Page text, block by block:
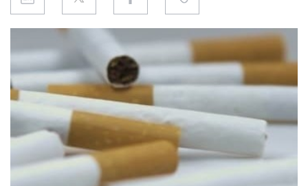
REGULACIÓN
DATOS
EXPOSICIÓN
ENTREVISTA